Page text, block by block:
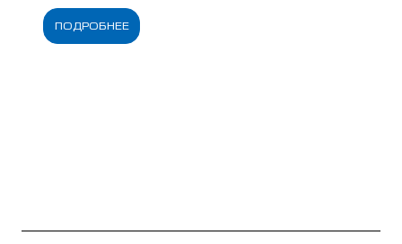
лучший клиентский сервис. Годом ранее
бренд возглавил рейтинг удовлетворённости
владельцев обслуживанием.
ПОДРОБНЕЕ